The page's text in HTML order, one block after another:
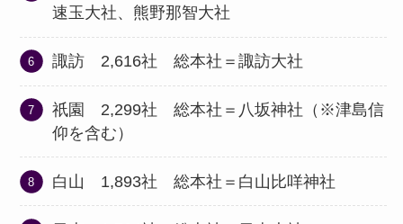
速玉大社、熊野那智大社
諏訪 2,616社 総本社＝諏訪大社
祇園 2,299社 総本社＝八坂神社（※津島信
仰を含む）
白山 1,893社 総本社＝白山比咩神社